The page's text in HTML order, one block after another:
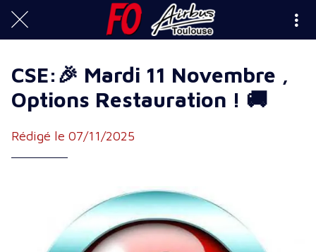
CSE:🎉 Mardi 11 Novembre ,
Options Restauration ! 🚚
Rédigé le 07/11/2025